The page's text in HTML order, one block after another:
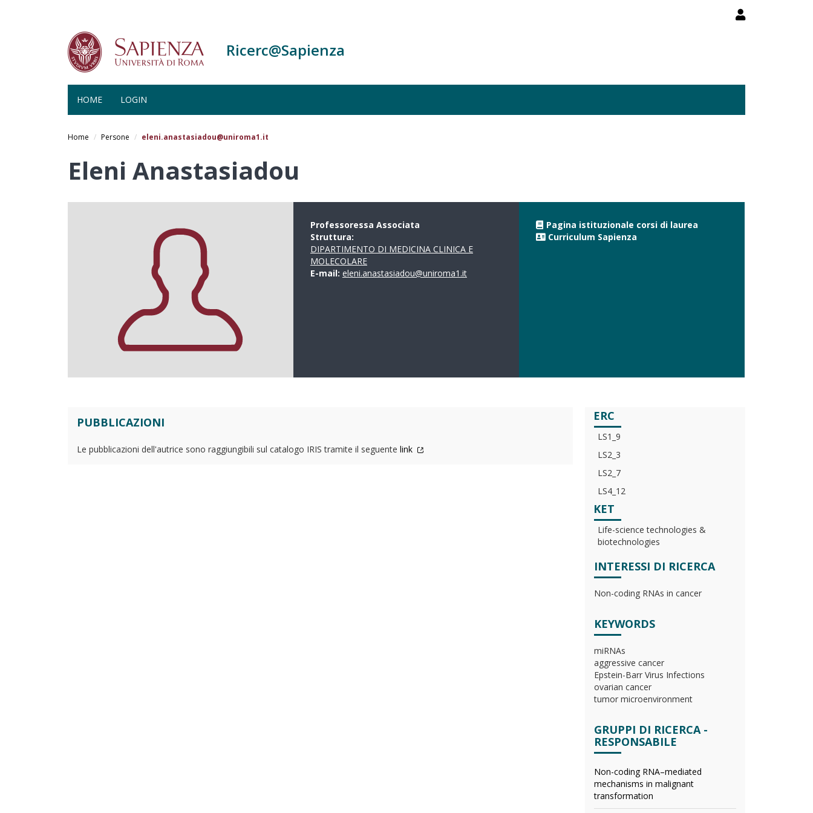
Ricerc@Sapienza
HOME LOGIN
Home Persone eleni.anastasiadou@uniroma1.it
Eleni Anastasiadou
Professoressa Associata
Struttura:
DIPARTIMENTO DI MEDICINA CLINICA E
MOLECOLARE
E-mail: eleni.anastasiadou@uniroma1.it
Pagina istituzionale corsi di laurea
Curriculum Sapienza
PUBBLICAZIONI
Le pubblicazioni dell'autrice sono raggiungibili sul catalogo IRIS tramite il seguente link
ERC
LS1_9
LS2_3
LS2_7
LS4_12
KET
Life-science technologies &
biotechnologies
INTERESSI DI RICERCA
Non-coding RNAs in cancer
KEYWORDS
miRNAs
aggressive cancer
Epstein-Barr Virus Infections
ovarian cancer
tumor microenvironment
GRUPPI DI RICERCA -
RESPONSABILE
Non-coding RNA–mediated
mechanisms in malignant
transformation